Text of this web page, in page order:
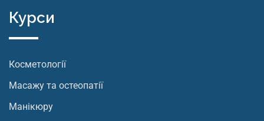
Курси
Косметології
Масажу та остеопатії
Манікюру